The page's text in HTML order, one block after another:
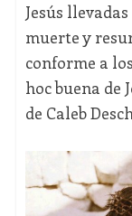
Jesús
muerte y
conforme a
hoc buena de
de Caleb